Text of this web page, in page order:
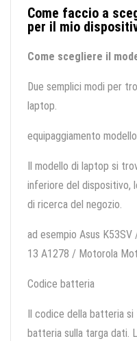
Come faccio a
per il mio
Come scegliere il
Due semplici modi per
laptop.
equipaggiamento modello
Il modello di laptop si
inferiore del dispositivo,
di ricerca del negozio.
ad esempio Asus
13 A1278 / Motorola
Codice batteria
Il codice della batteria
batteria sulla targa dati.